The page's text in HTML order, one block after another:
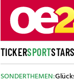
TICKERSPORTSTARS
SONDERTHEMEN: